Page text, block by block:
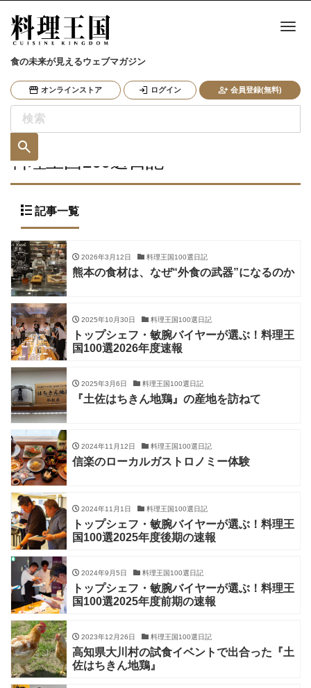
食の未来が見えるウェブマガジン
オンラインストア ログイン 会員登録(無料)
ナ
料理王国100選日記
記事一覧
2026年3月12日 料理王国100選日記
熊本の食材は、なぜ“外食の武器”になるのか
2025年10月30日 料理王国100選日記
トップシェフ・敏腕バイヤーが選ぶ！料理王
国100選2026年度速報
2025年3月6日 料理王国100選日記
『土佐はちきん地鶏』の産地を訪ねて
2024年11月12日 料理王国100選日記
信楽のローカルガストロノミー体験
2024年11月1日 料理王国100選日記
トップシェフ・敏腕バイヤーが選ぶ！料理王
国100選2025年度後期の速報
2024年9月5日 料理王国100選日記
トップシェフ・敏腕バイヤーが選ぶ！料理王
国100選2025年度前期の速報
2023年12月26日 料理王国100選日記
高知県大川村の試食イベントで出合った『土
佐はちきん地鶏』